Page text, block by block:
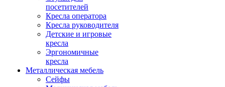
посетителей
Кресла оператора
Кресла руководителя
Детские и игровые
кресла
Эргономичные
кресла
Металлическая мебель
Сейфы